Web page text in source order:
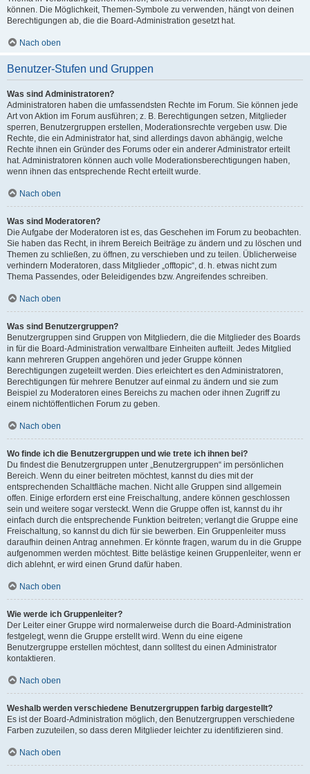
können. Die Möglichkeit, Themen-Symbole zu verwenden, hängt von deinen
Berechtigungen ab, die die Board-Administration gesetzt hat.
Nach oben
Benutzer-Stufen und Gruppen
Was sind Administratoren?
Administratoren haben die umfassendsten Rechte im Forum. Sie können jede
Art von Aktion im Forum ausführen; z. B. Berechtigungen setzen, Mitglieder
sperren, Benutzergruppen erstellen, Moderationsrechte vergeben usw. Die
Rechte, die ein Administrator hat, sind allerdings davon abhängig, welche
Rechte ihnen ein Gründer des Forums oder ein anderer Administrator erteilt
hat. Administratoren können auch volle Moderationsberechtigungen haben,
wenn ihnen das entsprechende Recht erteilt wurde.
Nach oben
Was sind Moderatoren?
Die Aufgabe der Moderatoren ist es, das Geschehen im Forum zu beobachten.
Sie haben das Recht, in ihrem Bereich Beiträge zu ändern und zu löschen und
Themen zu schließen, zu öffnen, zu verschieben und zu teilen. Üblicherweise
verhindern Moderatoren, dass Mitglieder „offtopic“, d. h. etwas nicht zum
Thema Passendes, oder Beleidigendes bzw. Angreifendes schreiben.
Nach oben
Was sind Benutzergruppen?
Benutzergruppen sind Gruppen von Mitgliedern, die die Mitglieder des Boards
in für die Board-Administration verwaltbare Einheiten aufteilt. Jedes Mitglied
kann mehreren Gruppen angehören und jeder Gruppe können
Berechtigungen zugeteilt werden. Dies erleichtert es den Administratoren,
Berechtigungen für mehrere Benutzer auf einmal zu ändern und sie zum
Beispiel zu Moderatoren eines Bereichs zu machen oder ihnen Zugriff zu
einem nichtöffentlichen Forum zu geben.
Nach oben
Wo finde ich die Benutzergruppen und wie trete ich ihnen bei?
Du findest die Benutzergruppen unter „Benutzergruppen“ im persönlichen
Bereich. Wenn du einer beitreten möchtest, kannst du dies mit der
entsprechenden Schaltfläche machen. Nicht alle Gruppen sind allgemein
offen. Einige erfordern erst eine Freischaltung, andere können geschlossen
sein und weitere sogar versteckt. Wenn die Gruppe offen ist, kannst du ihr
einfach durch die entsprechende Funktion beitreten; verlangt die Gruppe eine
Freischaltung, so kannst du dich für sie bewerben. Ein Gruppenleiter muss
daraufhin deinen Antrag annehmen. Er könnte fragen, warum du in die Gruppe
aufgenommen werden möchtest. Bitte belästige keinen Gruppenleiter, wenn er
dich ablehnt, er wird einen Grund dafür haben.
Nach oben
Wie werde ich Gruppenleiter?
Der Leiter einer Gruppe wird normalerweise durch die Board-Administration
festgelegt, wenn die Gruppe erstellt wird. Wenn du eine eigene
Benutzergruppe erstellen möchtest, dann solltest du einen Administrator
kontaktieren.
Nach oben
Weshalb werden verschiedene Benutzergruppen farbig dargestellt?
Es ist der Board-Administration möglich, den Benutzergruppen verschiedene
Farben zuzuteilen, so dass deren Mitglieder leichter zu identifizieren sind.
Nach oben